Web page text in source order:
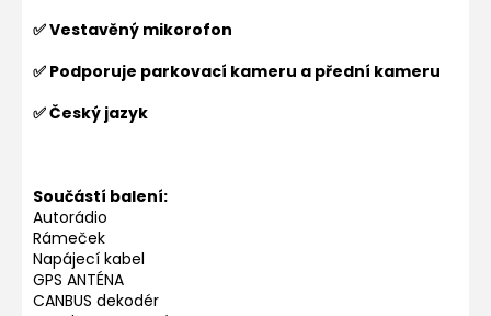
✅ Vestavěný mikorofon
✅ Podporuje parkovací kameru a přední kameru
✅ Český jazyk
Součástí balení:
Autorádio
Rámeček
Napájecí kabel
GPS ANTÉNA
CANBUS dekodér